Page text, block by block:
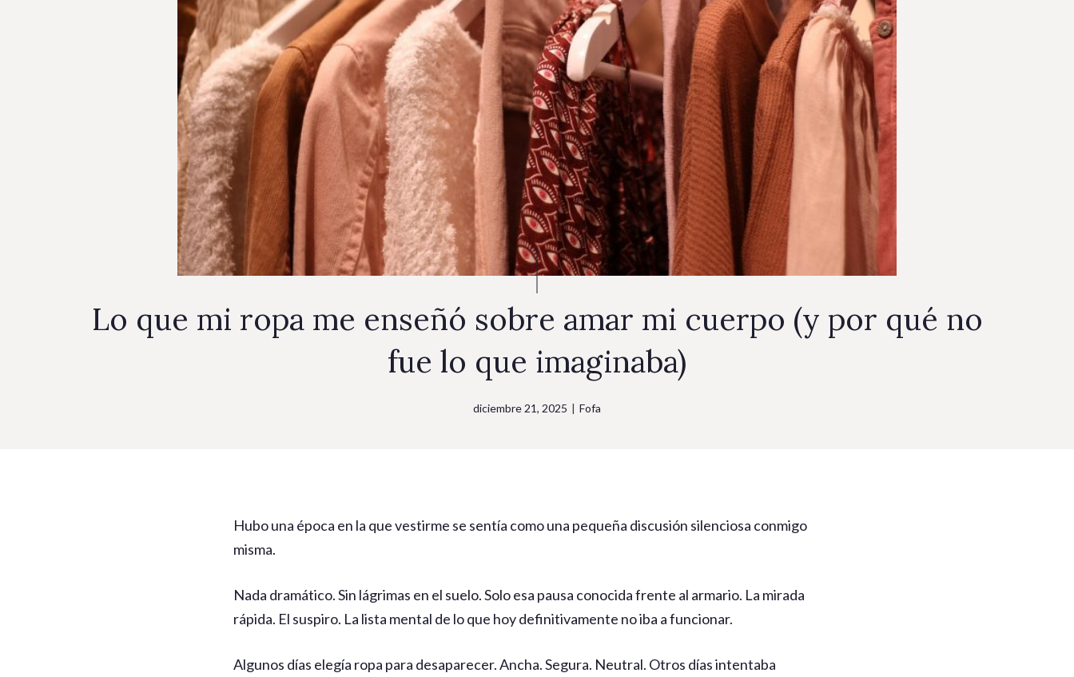
Lo que mi ropa me enseñó sobre amar mi cuerpo (y por qué no
fue lo que imaginaba)
diciembre 21, 2025 | Fofa
Hubo una época en la que vestirme se sentía como una pequeña discusión silenciosa conmigo
misma.
Nada dramático. Sin lágrimas en el suelo. Solo esa pausa conocida frente al armario. La mirada
rápida. El suspiro. La lista mental de lo que hoy definitivamente no iba a funcionar.
Algunos días elegía ropa para desaparecer. Ancha. Segura. Neutral. Otros días intentaba